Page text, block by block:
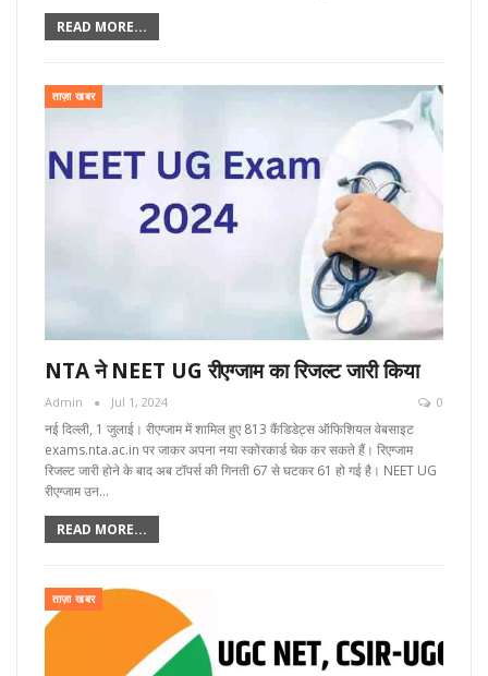
READ MORE...
ताज़ा खबर
NTA ने NEET UG रीएग्जाम का रिजल्‍ट जारी किया
Admin Jul 1, 2024 0
नई दिल्ली, 1 जुलाई। रीएग्‍जाम में शामिल हुए 813 कैंडिडेट्स ऑफिशियल वेबसाइट
exams.nta.ac.in पर जाकर अपना नया स्‍कोरकार्ड चेक कर सकते हैं। रिएग्‍जाम
रिजल्‍ट जारी होने के बाद अब टॉपर्स की गिनती 67 से घटकर 61 हो गई है। NEET UG
रीएग्‍जाम उन…
READ MORE...
ताज़ा खबर